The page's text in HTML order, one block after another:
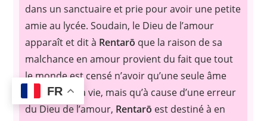
dans un sanctuaire et prie pour avoir une petite
amie au lycée. Soudain, le Dieu de l’amour
apparaît et dit à Rentarō que la raison de sa
malchance en amour provient du fait que tout
le monde est censé n’avoir qu’une seule âme
sœur dans sa vie, mais qu’à cause d’une erreur
du Dieu de l’amour, Rentarō est destiné à en
FR